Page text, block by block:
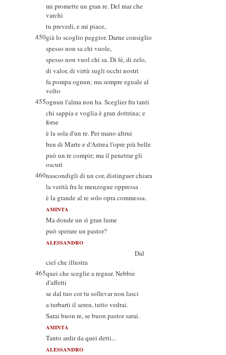
mi promette un gran re. Del mar che
varchi
tu prevedi, e mi piace,
450già lo scoglio peggior. Darne consiglio
spesso non sa chi vuole,
spesso non vuol chi sa. Di fé, di zelo,
di valor, di virtù sugli occhi nostri
fa pompa ognun; ma sempre eguale al
volto
455ognun l'alma non ha. Sceglier fra tanti
chi sappia e voglia è gran dottrina; e
forse
è la sola d'un re. Per mano altrui
ben di Marte e d'Astrea l'opre più belle
può un re compir; ma il penetrar gli
oscuri
460nascondigli di un cor, distinguer chiara
la verità fra le menzogne oppressa
è la grande al re solo opra commessa.
AMINTA
Ma donde un sì gran lume
può sperare un pastor?
ALESSANDRO
Dal
ciel che illustra
465quei che sceglie a regnar. Nebbie
d'affetti
se dal tuo cor tu sollevar non lasci
a turbarti il seren, tutto vedrai.
Sarai buon re, se buon pastor sarai.
AMINTA
Tanto ardir da quei detti...
ALESSANDRO